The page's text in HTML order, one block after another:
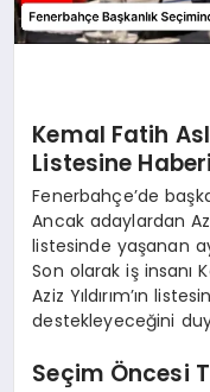
Kemal Fatih
Listesine
Fenerbahçe’de
Ancak adaylardan
listesinde yaşanan
Son olarak iş insanı
Aziz Yıldırım’ın
destekleyeceğini
Seçim Öncesi